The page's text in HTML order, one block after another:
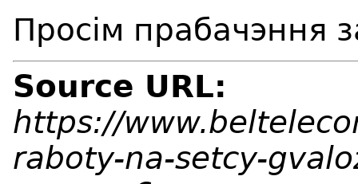
Просім прабачэння
Source URL:
https://
raboty-na-setcy-